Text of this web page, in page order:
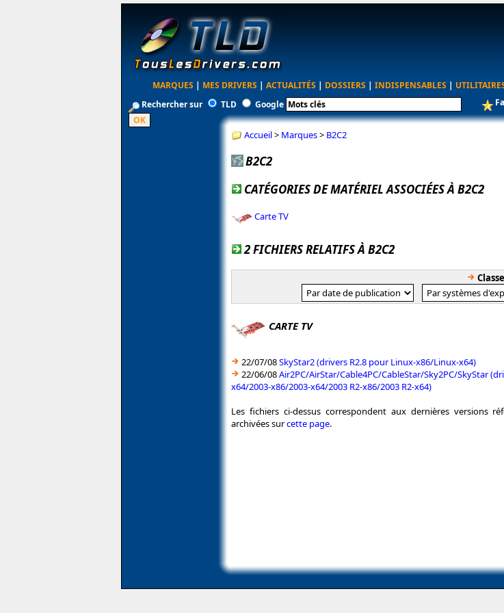
MARQUES | MES DRIVERS | ACTUALITÉS | DOSSIERS | INDISPENSABLES |
Rechercher sur
TLD Google
Accueil> Marques> B2C2
B2C2
CATÉGORIES DE MATÉRIEL ASSOCIÉES À B2C2
Carte TV
2 FICHIERS RELATIFS À B2C2
CARTE TV
22/07/08SkyStar2 (drivers R2.8 pour Linux-x86/Linux-x64)
22/06/08Air2PC/AirStar/Cable4PC/CableStar/Sky2PC/SkyStar
x64/2003-x86/2003-x64/2003 R2-x86/2003 R2-x64)
Les fichiers ci-dessus correspondent aux dernières versions
archivées surcette page.